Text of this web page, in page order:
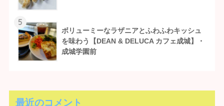
5
ボリューミーなラザニアとふわふわキッシュ
を味わう【DEAN & DELUCA カフェ成城】・
成城学園前
最近のコメント